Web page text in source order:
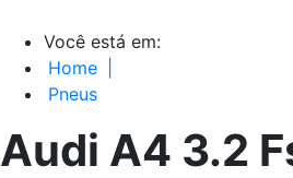
Você está em:
Home
Pneus
Audi A4 3.2